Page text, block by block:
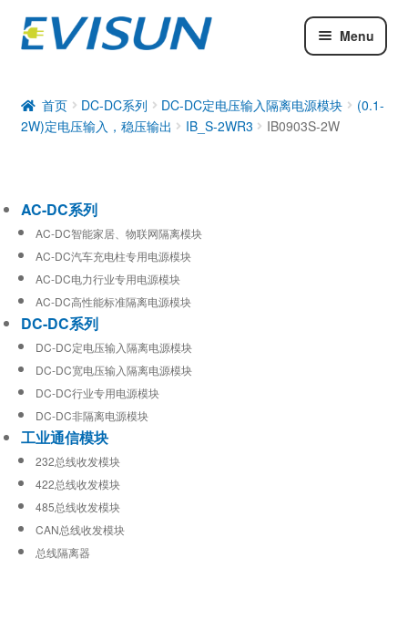
Menu
DC-DC系列
工业通信模块
首页 DC-DC系列 DC-DC定电压输入隔离电源模块
(0.1-
2W)定电压输入，稳压输出
IB_S-2WR3 IB0903S-2W
AC-DC系列
AC-DC智能家居、物联网隔离模块
AC-DC汽车充电柱专用电源模块
AC-DC电力行业专用电源模块
AC-DC高性能标准隔离电源模块
DC-DC系列
DC-DC定电压输入隔离电源模块
DC-DC宽电压输入隔离电源模块
DC-DC行业专用电源模块
DC-DC非隔离电源模块
工业通信模块
232总线收发模块
422总线收发模块
485总线收发模块
CAN总线收发模块
总线隔离器